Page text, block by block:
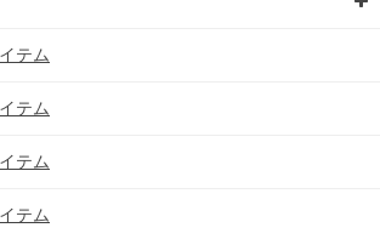
テム
テム
テム
テム